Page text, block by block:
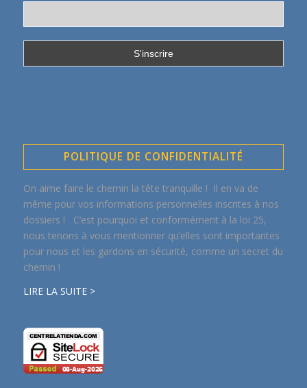
POLITIQUE DE CONFIDENTIALITÉ
On aime faire le chemin la tête tranquille ! Il en va de
même pour vos informations personnelles inscrites à nos
dossiers ! C’est pourquoi et conformément à la loi 25,
nous tenons à vous mentionner qu’elles sont importantes
pour nous et les gardons en sécurité, comme un secret du
chemin !
LIRE LA SUITE >